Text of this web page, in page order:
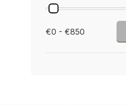
€0 - €850